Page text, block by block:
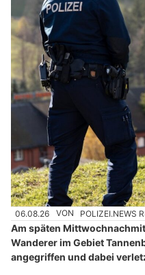
06.08.26 VON POLIZEI.NEWS
Am späten
Wanderer im Gebiet
angegriffen und dabei